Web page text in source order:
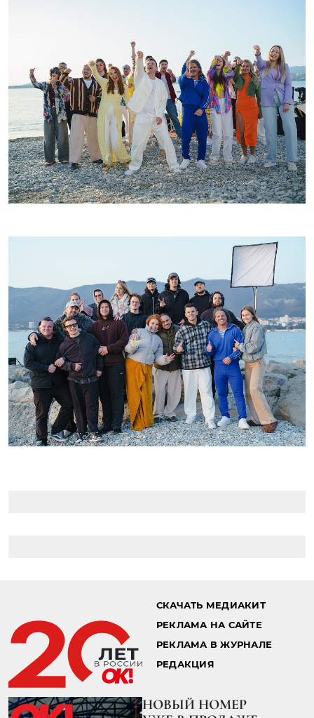
18.05.2026 16:05
7 МЕСТ В РОССИИ, КОТОРЫЕ
УДИВЯТ СИЛЬНЕЕ ЗАРУБЕЖНЫХ
КУРОРТОВ